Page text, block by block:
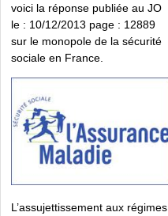
voici la réponse publiée au JO
le : 10/12/2013 page : 12889
sur le monopole de la sécurité
sociale en France.
L’assujettissement aux régimes